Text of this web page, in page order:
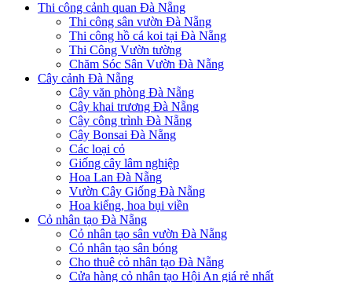
Thi công cảnh quan Đà Nẵng
Thi công sân vườn Đà Nẵng
Thi công hồ cá koi tại Đà Nẵng
Thi Công Vườn tường
Chăm Sóc Sân Vườn Đà Nẵng
Cây cảnh Đà Nẵng
Cây văn phòng Đà Nẵng
Cây khai trương Đà Nẵng
Cây công trình Đà Nẵng
Cây Bonsai Đà Nẵng
Các loại cỏ
Giống cây lâm nghiệp
Hoa Lan Đà Nẵng
Vườn Cây Giống Đà Nẵng
Hoa kiểng, hoa bụi viền
Cỏ nhân tạo Đà Nẵng
Cỏ nhân tạo sân vườn Đà Nẵng
Cỏ nhân tạo sân bóng
Cho thuê cỏ nhân tạo Đà Nẵng
Cửa hàng cỏ nhân tạo Hội An giá rẻ nhất